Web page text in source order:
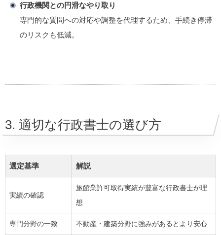
行政機関との円滑なやり取り
専門的な質問への対応や調整を代理するため、手続き停滞
のリスクも低減。
3. 適切な行政書士の選び方
選定基準 解説
実績の確認
旅館業許可取得実績が豊富な行政書士が理
想
専門分野の一致 不動産・建築分野に強みがあるとより安心